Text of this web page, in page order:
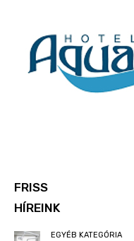
FRISS
HÍREINK
EGYÉB KATEGÓRIA